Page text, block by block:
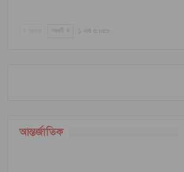
পরবর্তী ১ এর ৬,৮৪৮
আন্তর্জাতিক